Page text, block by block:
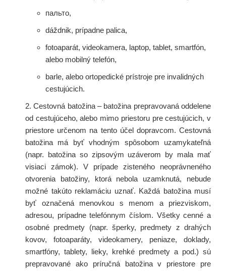
пальто,
dáždnik, prípadne palica,
fotoaparát, videokamera, laptop, tablet, smartfón,
alebo mobilný telefón,
barle, alebo ortopedické prístroje pre invalidných
cestujúcich.
2. Cestovná batožina – batožina prepravovaná oddelene
od cestujúceho, alebo mimo priestoru pre cestujúcich, v
priestore určenom na tento účel dopravcom. Cestovná
batožina má byť vhodným spôsobom uzamykateľná
(napr. batožina so zipsovým uzáverom by mala mať
visiaci zámok). V prípade zisteného neoprávneného
otvorenia batožiny, ktorá nebola uzamknutá, nebude
možné takúto reklamáciu uznať. Každá batožina musí
byť označená menovkou s menom a priezviskom,
adresou, prípadne telefónnym číslom. Všetky cenné a
osobné predmety (napr. šperky, predmety z drahých
kovov, fotoaparáty, videokamery, peniaze, doklady,
smartfóny, tablety, lieky, krehké predmety a pod.) sú
prepravované ako príručná batožina v priestore pre